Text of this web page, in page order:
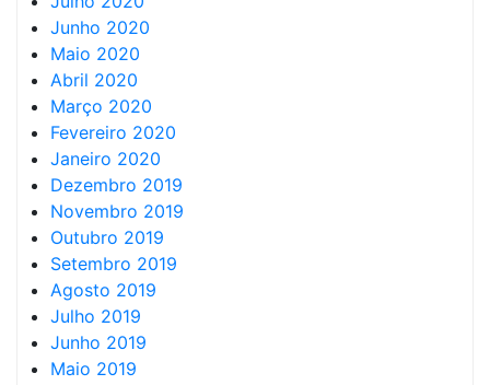
Junho 2020
Maio 2020
Abril 2020
Março 2020
Fevereiro 2020
Janeiro 2020
Dezembro 2019
Novembro 2019
Outubro 2019
Setembro 2019
Agosto 2019
Julho 2019
Junho 2019
Maio 2019